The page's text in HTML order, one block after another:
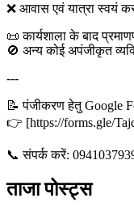
❌ आवास एवं यात्रा स्वयं
📜 कार्यशाला के बाद
🚫 अन्य कोई अपंजीकृत
---
📝 पंजीकरण हेतु Google
👉 [https://forms.gle/
📞 संपर्क करें:
ताजा पोस्ट्स